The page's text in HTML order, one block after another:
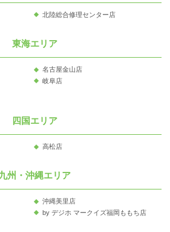
北陸総合修理センター店
東海エリア
名古屋金山店
岐阜店
四国エリア
高松店
州・沖縄エリア
沖縄美里店
by デジホ マークイズ福岡ももち店